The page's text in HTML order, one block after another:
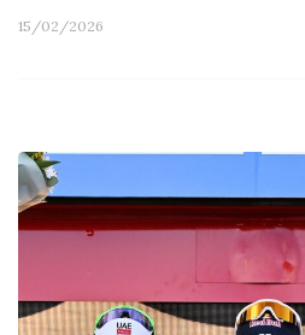
15/02/2026